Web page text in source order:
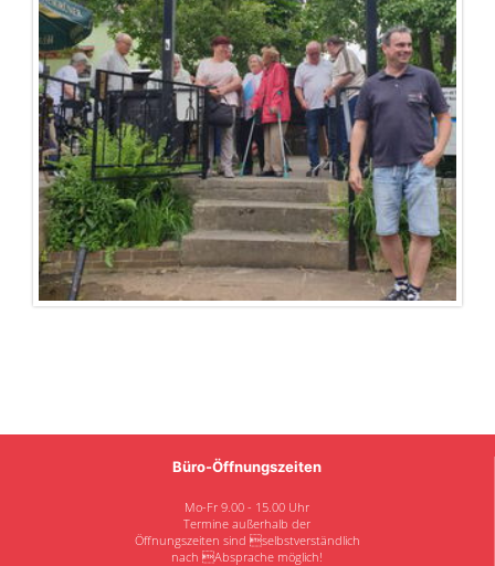
Büro-Öffnungszeiten
Mo-Fr 9.00 - 15.00 Uhr
Termine außerhalb der
Öffnungszeiten sind selbstverständlich
nach Absprache möglich!